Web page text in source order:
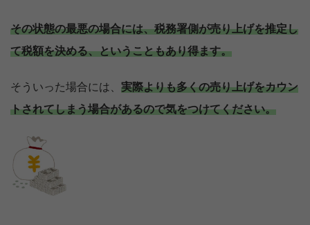
その状態の最悪の場合には、税務署側が売り上げを推定し
て税額を決める、ということもあり得ます。
そういった場合には、 実際よりも多くの売り上げをカウン
トされてしまう場合があるので気をつけてください。